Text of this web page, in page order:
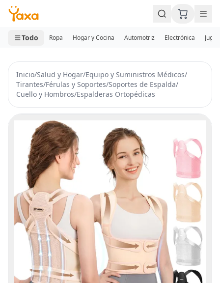
MINI CARRITO
0 productos
Todo Ropa Hogar y Cocina Automotriz Electrónica
Inicio/Salud y Hogar/Equipo y Suministros Médicos/
Tirantes/Férulas y Soportes/Soportes de Espalda/
Cuello y Hombros/Espalderas Ortopédicas